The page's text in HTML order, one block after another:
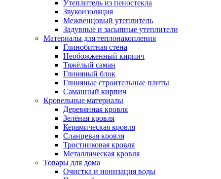
Утеплитель из пеностекла
Звукоизоляция
Межвенцовый утеплитель
Задувные и засыпные утеплители
Материалы для теплонакопления
Глинобитная стена
Необожженный кирпич
Тяжёлый саман
Глиняный блок
Глиняные строительные плиты
Саманный кирпич
Кровельные материалы
Деревянная кровля
Зелёная кровля
Керамическая кровля
Сланцевая кровля
Тростниковая кровля
Металлическая кровля
Товары для дома
Очистка и ионизация воды